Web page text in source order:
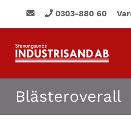
0303-880 60
Blästeroverall